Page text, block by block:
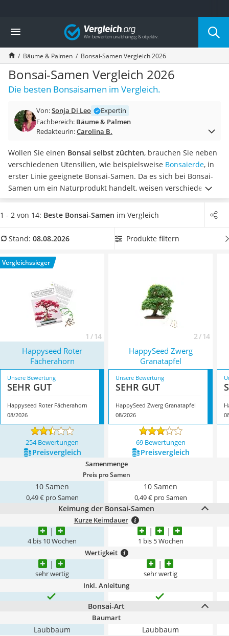
Die beliebtesten Vergleiche nach Kategorie
Baumarkt
Tresor feuerfest
Makita-Akku-Rasenmäher
Kappsäge
Smartes Türschloss
Akku-Rasentrimmer
Split-Klimaanlage 2 Innengeräte
Pelletofen
Tiefbrunnenpumpe
Fliesenschneider
Hochdruckreiniger
Doppelschleifer
Überwachungskamera
Benzinrasenmäher mit Elektrostart
Löschdecke
Winterharte Palmen
Gasdurchlauferhitzer
Vergleich
Bäume & Palmen Bonsai-Samen Vergleich 2026
Bonsai-Samen Vergleich 2026
Die besten Bonsaisamen im Vergleich.
Von:Sonja Di Leo
Expertin
Fachbereich: Bäume & Palmen
Redakteurin:Carolina B.
Wollen Sie einen Bonsai selbst züchten, brauchen Sie neben
verschiedenen Utensilien, wie beispielsweise Bonsaierde, in
erster Linie geeignete Bonsai-Samen. Da es sich bei Bonsai-
Samen um ein Naturprodukt handelt, weisen verschiedene
Tests im Internet darauf hin, dassnicht immer alle Samen
zuverlässig keimen. Die Chancen für eine erfolgreiche
mehrere Samen pflanzen. Deshalb wählen Sie jetzt ein
Vergleichstabelle. Überzeugt hat uns hier im August 2026
besonders das Modell
seinen Eigenschaften.
1 - 2 von 14: Beste Bonsai-Samen im Vergleich
Stand: 08.08.2026 Produkte filtern
Vergleichssieger
1 / 14 2 / 14
Happyseed Roter
Fächerahorn
HappySeed Zwerg
Granatapfel
Unsere Bewertung
SEHR GUT
Happyseed Roter Fächerahorn
08/2026
Unsere Bewertung
SEHR GUT
HappySeed Zwerg Granatapfel
08/2026
254 Bewertungen 69 Bewertungen
Preis­vergleich Preis­vergleich
Samenmenge
Preis pro Samen
10 Samen
0,49 € pro Samen
10 Samen
0,49 € pro Samen
Keimung der Bonsai-Samen
Kurze Keimdauer
4 bis 10 Wochen 1 bis 5 Wochen
Wertigkeit
sehr wertig sehr wertig
Inkl. Anleitung
Bonsai-Art
Baumart
Laubbaum Laubbaum